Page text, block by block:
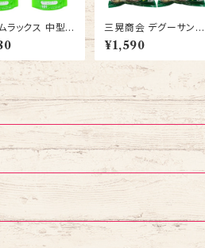
ラックス 中型イ
0.83L 2
エサ P2
三晃商会 デグーサンド
2個セット デグー プレー
リードッグ用 浴び砂 砂
遊び
¥1,590